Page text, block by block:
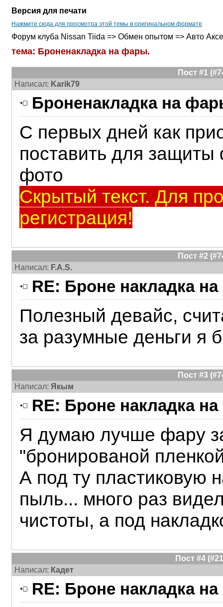
Версия для печати
Нажмите сюда для просмотра этой темы в оригинальном формате
Форум клуба Nissan Tiida => Обмен опытом => Авто
тема: Броненакладка на фары.
Пост #1
Написал: Karik79
Броненакладка на
С первых дней как
поставить для защиты
фото
Скрытый текст. Для
регистрация!
Пост #2
Написал: F.A.S.
RE: Броне накладка
Полезный девайс,
за разумные деньги я
Пост #3
Написал: Якым
RE: Броне накладка
Я думаю лучше фару
"бронированой
А под ту пластиковую
пыль... много раз
чистоты, а под
Пост #4
Написал: Кадет
RE: Броне накладка